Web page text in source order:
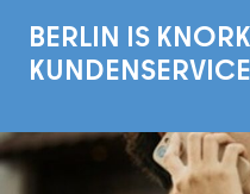
BERLIN IS
KUNDENSERVICE